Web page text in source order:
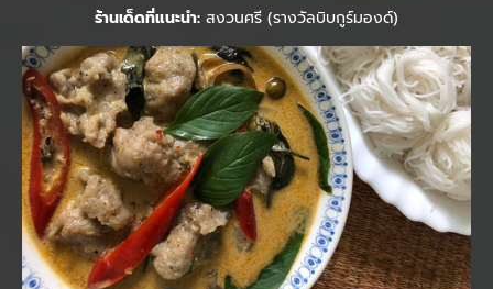
ร้านเด็ดที่แนะนำ: สงวนศรี (รางวัลบิบกูร์มองด์)